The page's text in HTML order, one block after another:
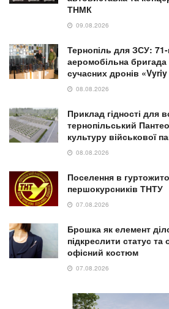
ТНМК
09.08.2026
Тернопіль для ЗСУ:
аеромобільна
сучасних дронів
08.08.2026
Приклад гідності для
тернопільський
культуру військової
08.08.2026
Поселення в
першокурсників ТНТУ
07.08.2026
Брошка як елемент
підкреслити статус
офісний костюм
07.08.2026